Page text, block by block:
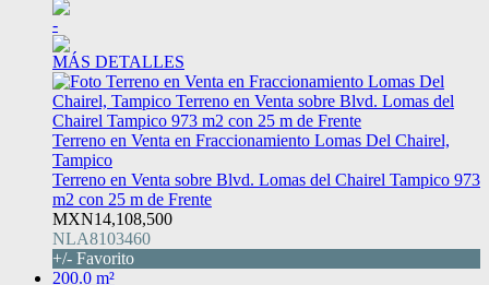
-
MÁS DETALLES
Terreno en Venta en Fraccionamiento Lomas Del Chairel,
Tampico
Terreno en Venta sobre Blvd. Lomas del Chairel Tampico 973
m2 con 25 m de Frente
MXN14,108,500
NLA8103460
+/- Favorito
200.0 m²